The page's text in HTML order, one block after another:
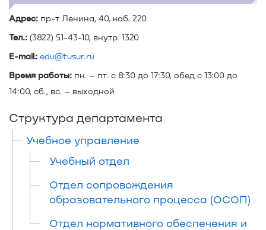
Адрес: пр-т Ленина, 40, каб. 220
Тел.: (3822) 51-43-10, внутр. 1320
E-mail: edu@tusur.ru
Время работы: пн. – пт. с 8:30 до 17:30, обед с 13:00 до
14:00, сб., вс. – выходной
Структура департамента
Учебное управление
Учебный отдел
Отдел сопровождения
образовательного процесса (ОСОП)
Отдел нормативного обеспечения и